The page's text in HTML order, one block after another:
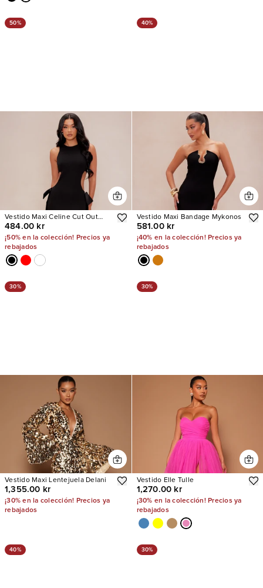
50%
Vestido Maxi Celine Cut Out
Bow
484.00 kr
¡50% en la colección! Precios ya
rebajados
40%
Vestido Maxi Bandage Mykonos
581.00 kr
¡40% en la colección! Precios ya
rebajados
30%
Vestido Maxi Lentejuela Delani
1,355.00 kr
¡30% en la colección! Precios ya
rebajados
30%
Vestido Elle Tulle
1,270.00 kr
¡30% en la colección! Precios ya
rebajados
40% 30%